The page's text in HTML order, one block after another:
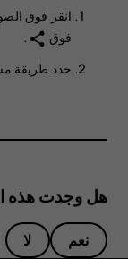
M
DUB
للأعمال
الأجهزة
انقر فوق
فوق share
.
حدد طريقة
هل وجدت هذه
نعم لا